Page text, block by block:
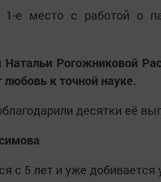
место с работой о
Рогожниковой
к точной науке.
десятки её
с 5 лет и уже добивается